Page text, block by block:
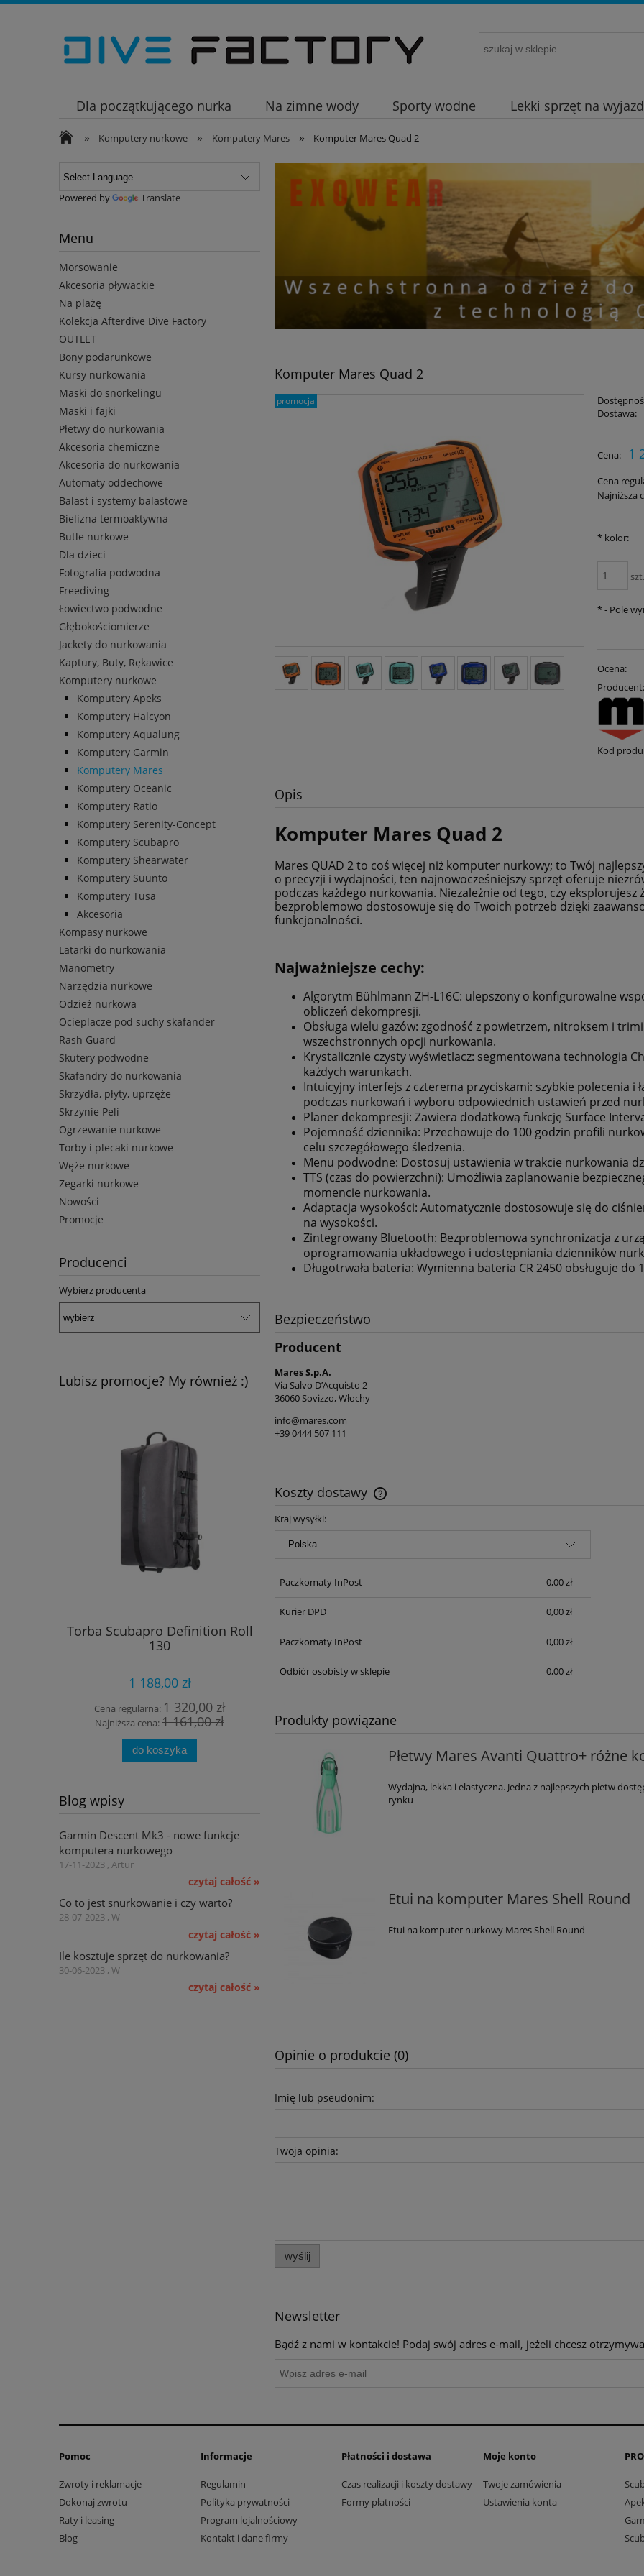
Dla początkującego nurka Na zimne wody Sporty wodne Lekki sprzęt na
Wakacje
» Komputery nurkowe » Komputery Mares » Komputer Mares Quad 2
Powered by Translate
Menu
Morsowanie
Akcesoria pływackie
Na plażę
Kolekcja Afterdive Dive Factory
OUTLET
Bony podarunkowe
Kursy nurkowania
Maski do snorkelingu
Maski i fajki
Płetwy do nurkowania
Akcesoria chemiczne
Akcesoria do nurkowania
Automaty oddechowe
Balast i systemy balastowe
Bielizna termoaktywna
Butle nurkowe
Dla dzieci
Fotografia podwodna
Freediving
Łowiectwo podwodne
Głębokościomierze
Jackety do nurkowania
Kaptury, Buty, Rękawice
Komputery nurkowe
Komputery Apeks
Komputery Halcyon
Komputery Aqualung
Komputery Garmin
Komputery Mares
Komputery Oceanic
Komputery Ratio
Komputery Serenity-Concept
Komputery Scubapro
Komputery Shearwater
Komputery Suunto
Komputery Tusa
Akcesoria
Kompasy nurkowe
Latarki do nurkowania
Manometry
Narzędzia nurkowe
Odzież nurkowa
Ocieplacze pod suchy skafander
Rash Guard
Skutery podwodne
Skafandry do nurkowania
Skrzydła, płyty, uprzęże
Skrzynie Peli
Ogrzewanie nurkowe
Torby i plecaki nurkowe
Węże nurkowe
Zegarki nurkowe
Nowości
Promocje
Producenci
Wybierz producenta
Lubisz promocje? My również :)
Torba Scubapro Definition Roll
130
1 188,00 zł
Cena regularna:1 320,00 zł
Najniższa cena:1 161,00 zł
do koszyka
Plecak suchy Mares Bag CRUISE
Cena regularna:287,00 zł
Automat oddechowy
Blog wpisy
Garmin Descent Mk3 - nowe funkcje
komputera nurkowego
17-11-2023 , Artur
czytaj całość »
Co to jest snurkowanie i czy warto?
28-07-2023 , W
czytaj całość »
Ile kosztuje sprzęt do nurkowania?
30-06-2023 , W
czytaj całość »
Komputer Mares Quad 2
promocja
Dostawa:
Cena: 1
Cena
Najniższa
* kolor:
szt.
*- Pole
Ocena:
Producent:
Kod
Opis
Komputer Mares Quad 2
Mares QUAD 2 to coś więcej niż komputer nurkowy; to Twój
o precyzji i wydajności, ten najnowocześniejszy sprzęt oferuje
podczas każdego nurkowania. Niezależnie od tego, czy eksplorujesz
bezproblemowo dostosowuje się do Twoich potrzeb dzięki
funkcjonalności.
Najważniejsze cechy:
Algorytm Bühlmann ZH-L16C: ulepszony o konfigurowalne
obliczeń dekompresji.
Obsługa wielu gazów: zgodność z powietrzem, nitroksem i
wszechstronnych opcji nurkowania.
Krystalicznie czysty wyświetlacz: segmentowana technologia
każdych warunkach.
Intuicyjny interfejs z czterema przyciskami: szybkie polecenia i
podczas nurkowań i wyboru odpowiednich ustawień przed
Planer dekompresji: Zawiera dodatkową funkcję Surface
Pojemność dziennika: Przechowuje do 100 godzin profili
celu szczegółowego śledzenia.
Menu podwodne: Dostosuj ustawienia w trakcie nurkowania
TTS (czas do powierzchni): Umożliwia zaplanowanie
momencie nurkowania.
Adaptacja wysokości: Automatycznie dostosowuje się do
na wysokości.
Zintegrowany Bluetooth: Bezproblemowa synchronizacja z
oprogramowania układowego i udostępniania dzienników
Długotrwała bateria: Wymienna bateria CR 2450 obsługuje do
Bezpieczeństwo
Producent
Mares S.p.A.
Via Salvo D’Acquisto 2
36060 Sovizzo, Włochy
info@mares.com
+39 0444 507 111
Koszty dostawy
Kraj wysyłki:
Paczkomaty InPost 0,00 zł
Kurier DPD 0,00 zł
Paczkomaty InPost 0,00 zł
Odbiór osobisty w sklepie 0,00 zł
Produkty powiązane
Płetwy Mares Avanti Quattro+ różne
Wydajna, lekka i elastyczna. Jedna z najlepszych płetw
rynku
Etui na komputer Mares Shell Round
Etui na komputer nurkowy Mares Shell Round
Opinie o produkcie (0)
Imię lub pseudonim:
Twoja opinia:
wyślij
Newsletter
Bądź z nami w kontakcie! Podaj swój adres e-mail, jeżeli chcesz
Pomoc
Zwroty i reklamacje
Dokonaj zwrotu
Raty i leasing
Blog
Informacje
Regulamin
Polityka prywatności
Program lojalnościowy
Kontakt i dane firmy
Płatności i dostawa
Czas realizacji i koszty dostawy
Formy płatności
Moje konto
Twoje zamówienia
Ustawienia konta